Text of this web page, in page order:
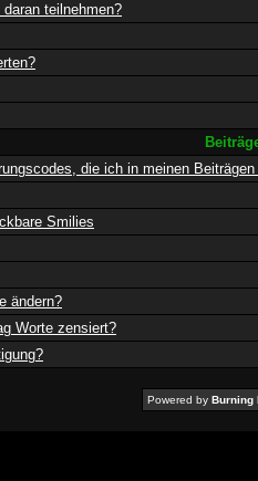
teilnehmen?
die ich in meinen
Smilies
ändern?
Worte zensiert?
Powered by Burning